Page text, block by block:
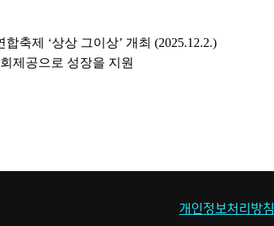
축제 ‘상상 그이상’ 개최 (2025.12.2.)
제공으로 성장을 지원
개인정보처리방침